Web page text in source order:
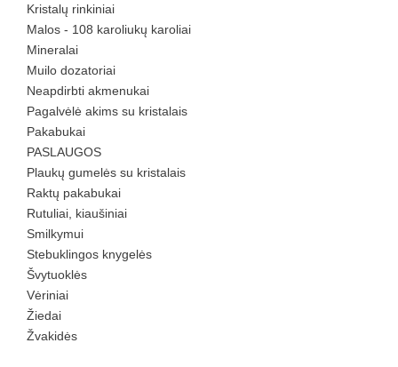
Kristalų rinkiniai
Malos - 108 karoliukų karoliai
Mineralai
Muilo dozatoriai
Neapdirbti akmenukai
Pagalvėlė akims su kristalais
Pakabukai
PASLAUGOS
Plaukų gumelės su kristalais
Raktų pakabukai
Rutuliai, kiaušiniai
Smilkymui
Stebuklingos knygelės
Švytuoklės
Vėriniai
Žiedai
Žvakidės